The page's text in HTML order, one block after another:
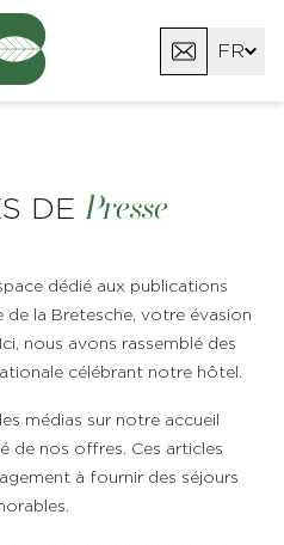
FR
EN
DE Presse
dédié aux publications
de la Bretesche, votre évasion
nous avons rassemblé des
célébrant notre hôtel.
médias sur notre accueil
de nos offres. Ces articles
à fournir des séjours